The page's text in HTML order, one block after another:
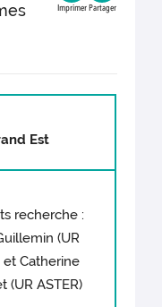
Imprimer Partager
Est
recherche :
(UR
et Catherine
(UR ASTER)